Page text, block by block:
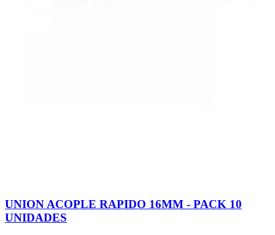
UNION ACOPLE RAPIDO 16MM - PACK 10
UNIDADES